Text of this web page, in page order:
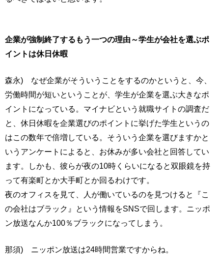
企業が強制終了するもう一つの理由～学生が会社を選ぶポ
イントは休日休暇
森永) なぜ企業がそういうことをするのかというと、今、
労働時間が短いということが、学生が企業を選ぶ大きなポ
イントになっている。マイナビという就職サイトの調査だ
と、休日休暇を企業選びのポイントに挙げた学生というの
はこの数年で倍増している。そういう企業を選びますかと
いうアンケートによると、お休みが多い会社と回答してい
ます。しかも、彼らが夜の10時くらいになると双眼鏡を持
って有楽町とか大手町とか回るわけです。
夜のオフィスを見て、人が働いているのを見つけると『こ
の会社はブラック』という情報をSNSで回します。ニッポ
ン放送なんか100％ブラックになってしまう。
那須) ニッポン放送は24時間営業ですからね。